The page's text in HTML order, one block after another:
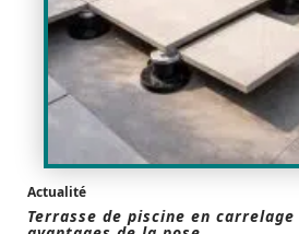
Actualité
Terrasse de piscine en